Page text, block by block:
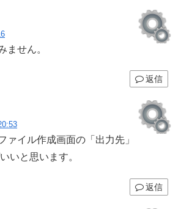
ません。
返信
ァイル作成画面の「出力先」
いと思います。
返信